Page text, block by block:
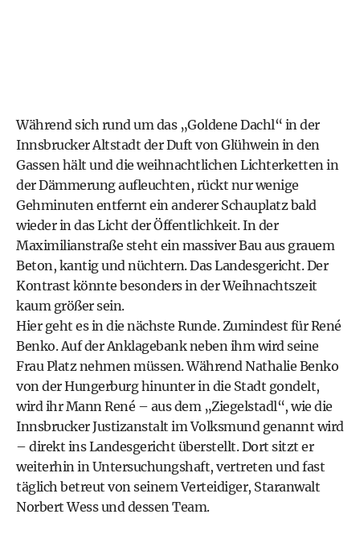
Während sich rund um das „Goldene Dachl“ in der
Innsbrucker Altstadt der Duft von Glühwein in den
Gassen hält und die weihnachtlichen Lichterketten in
der Dämmerung aufleuchten, rückt nur wenige
Gehminuten entfernt ein anderer Schauplatz bald
wieder in das Licht der Öffentlichkeit. In der
Maximilianstraße steht ein massiver Bau aus grauem
Beton, kantig und nüchtern. Das Landesgericht. Der
Kontrast könnte besonders in der Weihnachtszeit
kaum größer sein.
Hier geht es in die nächste Runde. Zumindest für René
Benko. Auf der Anklagebank neben ihm wird seine
Frau Platz nehmen müssen. Während Nathalie Benko
von der Hungerburg hinunter in die Stadt gondelt,
wird ihr Mann René – aus dem „Ziegelstadl“, wie die
Innsbrucker Justizanstalt im Volksmund genannt wird
– direkt ins Landesgericht überstellt. Dort sitzt er
weiterhin in Untersuchungshaft, vertreten und fast
täglich betreut von seinem Verteidiger, Staranwalt
Norbert Wess und dessen Team.